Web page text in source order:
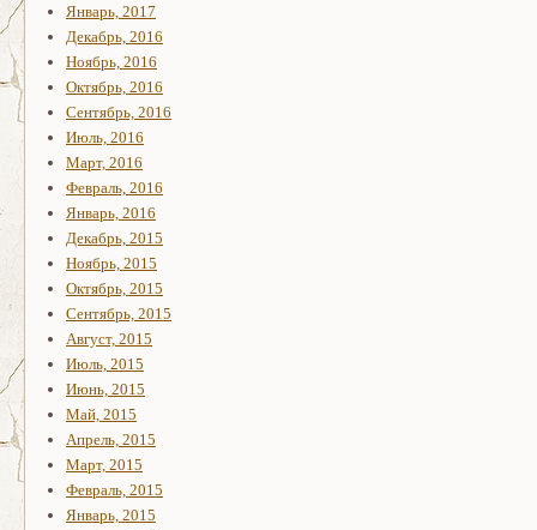
Январь, 2017
Декабрь, 2016
Ноябрь, 2016
Октябрь, 2016
Сентябрь, 2016
Июль, 2016
Март, 2016
Февраль, 2016
Январь, 2016
Декабрь, 2015
Ноябрь, 2015
Октябрь, 2015
Сентябрь, 2015
Август, 2015
Июль, 2015
Июнь, 2015
Май, 2015
Апрель, 2015
Март, 2015
Февраль, 2015
Январь, 2015